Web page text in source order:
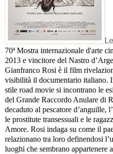
70ª Mostra internazionale d'arte
2013 e vincitore del Nastro
Gianfranco Rosi è il film
visibilità il documentario italiano.
stile road movie si incontrano le
del Grande Raccordo Anulare di
decaduto al pescatore d’anguille,
le prostitute transessuali e le
Amore. Rosi indaga su come il
relazionano tra loro definendosi
luoghi che sembrano appartenere